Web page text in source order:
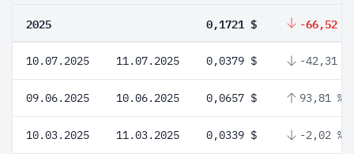
2025 0,1721 $ -66,52 %
10.07.2025 11.07.2025 0,0379 $ -42,31 %
09.06.2025 10.06.2025 0,0657 $ 93,81 %
10.03.2025 11.03.2025 0,0339 $ -2,02 %